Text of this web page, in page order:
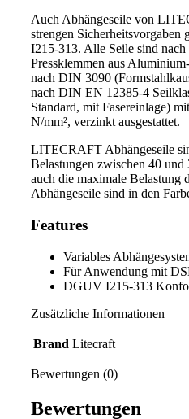
Auch Abhängeseile von
strengen
I215-313. Alle Seile sind
Pressklemmen aus
nach DIN 3090
nach DIN EN 12385-4
Standard, mit Fasereinlage)
N/mm², verzinkt ausgestattet.
LITECRAFT Abhängeseile
Belastungen zwischen 40
auch die maximale
Abhängeseile sind in den
Features
Variables
Für Anwendung mit
DGUV I215-313
Zusätzliche Informationen
Brand Litecraft
Bewertungen (0)
Bewertungen